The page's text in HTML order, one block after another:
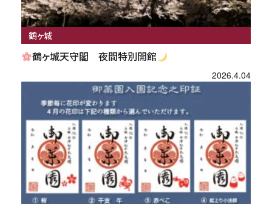
鶴ヶ城
鶴ヶ城天守閣 夜間特別開館
2026.4.04